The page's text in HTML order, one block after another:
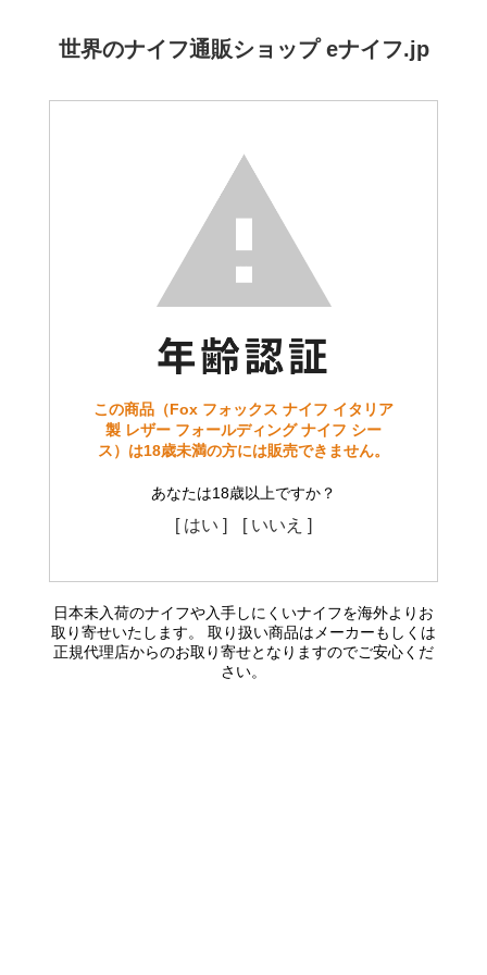
世界のナイフ通販ショップ eナイフ.jp
この商品（Fox フォックス ナイフ イタリア
製 レザー フォールディング ナイフ シー
ス）は18歳未満の方には販売できません。
あなたは18歳以上ですか？
[ はい ] [ いいえ ]
日本未入荷のナイフや入手しにくいナイフを海外よりお
取り寄せいたします。 取り扱い商品はメーカーもしくは
正規代理店からのお取り寄せとなりますのでご安心くだ
さい。